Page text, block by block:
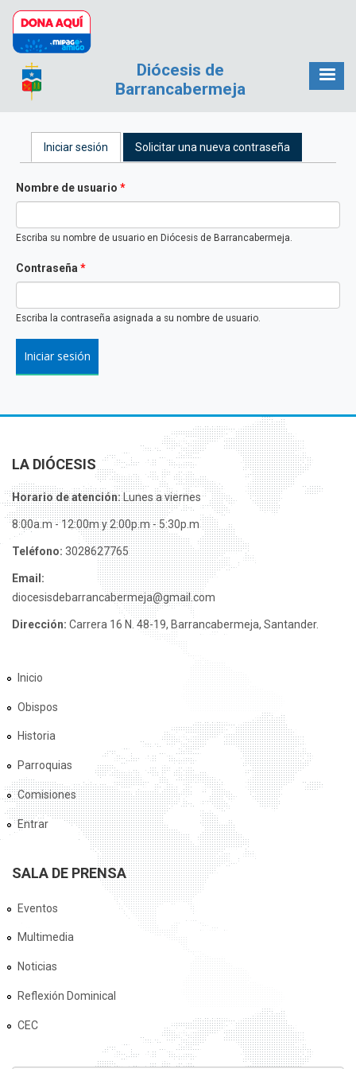
Pasar al contenido principal
Diócesis de
Barrancabermeja
Solapas principales
Iniciar sesión (solapa activa)
Solicitar una nueva contraseña
Nombre de usuario *
Escriba su nombre de usuario en Diócesis de Barrancabermeja.
Contraseña *
Escriba la contraseña asignada a su nombre de usuario.
LA DIÓCESIS
Horario de atención:Lunes a viernes
8:00a.m - 12:00m y 2:00p.m - 5:30p.m
Teléfono: 3028627765
Email:
diocesisdebarrancabermeja@gmail.com
Dirección: Carrera 16 N. 48-19, Barrancabermeja, Santander.
Inicio
Obispos
Historia
Parroquias
Comisiones
Entrar
SALA DE PRENSA
Eventos
Multimedia
Noticias
Reflexión Dominical
CEC